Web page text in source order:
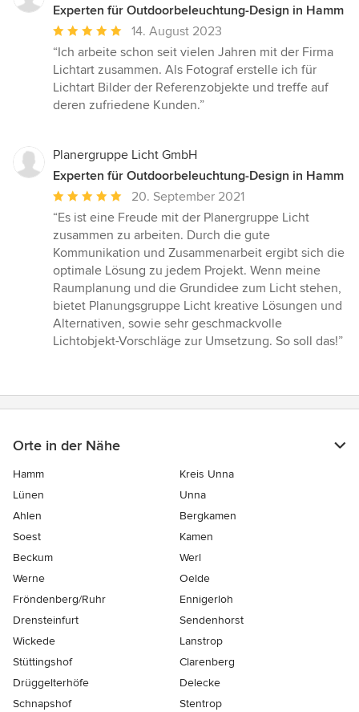
Experten für Outdoorbeleuchtung-Design in Hamm
Durchschnittliche
Bewertung:
5
von
5
14. August 2023
“Ich arbeite schon seit vielen Jahren mit der Firma
Lichtart zusammen. Als Fotograf erstelle ich für
Lichtart Bilder der Referenzobjekte und treffe auf
deren zufriedene Kunden.”
Planergruppe Licht GmbH
Experten für Outdoorbeleuchtung-Design in Hamm
Durchschnittliche
Bewertung:
5
von
5
Sternen
20. September 2021
“Es ist eine Freude mit der Planergruppe Licht
zusammen zu arbeiten. Durch die gute
Kommunikation und Zusammenarbeit ergibt sich die
optimale Lösung zu jedem Projekt. Wenn meine
Raumplanung und die Grundidee zum Licht stehen,
bietet Planungsgruppe Licht kreative Lösungen und
Alternativen, sowie sehr geschmackvolle
Lichtobjekt-Vorschläge zur Umsetzung. So soll das!”
Orte in der Nähe
Hamm
Kreis Unna
Lünen
Unna
Ahlen
Bergkamen
Soest
Kamen
Beckum
Werl
Werne
Oelde
Fröndenberg/Ruhr
Ennigerloh
Drensteinfurt
Sendenhorst
Wickede
Lanstrop
Stüttingshof
Clarenberg
Drüggelterhöfe
Delecke
Schnapshof
Stentrop